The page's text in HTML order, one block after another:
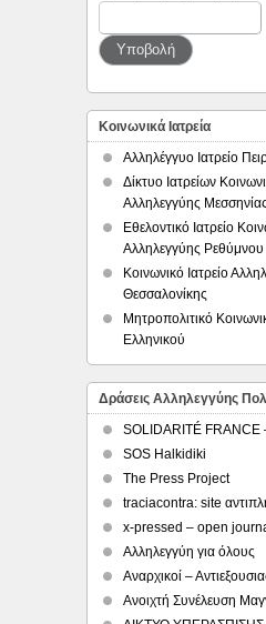
Κοινωνικά Ιατρεία
Αλληλέγγυο Ιατρείο
Δίκτυο Ιατρείων
Αλληλεγγύης
Εθελοντικό Ιατρείο
Αλληλεγγύης Ρεθύμνου
Κοινωνικό Ιατρείο
Θεσσαλονίκης
Μητροπολιτικό
Ελληνικού
Δράσεις Αλληλεγγύης
SOLIDARITÉ FRANCE
SOS Halkidiki
The Press Project
traciacontra: site
x-pressed – open
Αλληλεγγύη για όλους
Αναρχικοί –
Ανοιχτή Συνέλευση